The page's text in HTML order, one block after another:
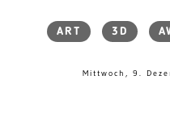
ART 3D
Mittwoch, 9.